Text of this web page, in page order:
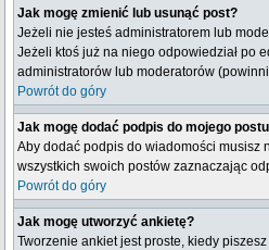
Jak mogę zmienić lub usunąć post?
Jeżeli nie jesteś administratorem lub
Jeżeli ktoś już na niego odpowiedział po
administratorów lub moderatorów
Powrót do góry
Jak mogę dodać podpis do mojego
Aby dodać podpis do wiadomości musisz
wszystkich swoich postów zaznaczając
Powrót do góry
Jak mogę utworzyć ankietę?
Tworzenie ankiet jest proste, kiedy